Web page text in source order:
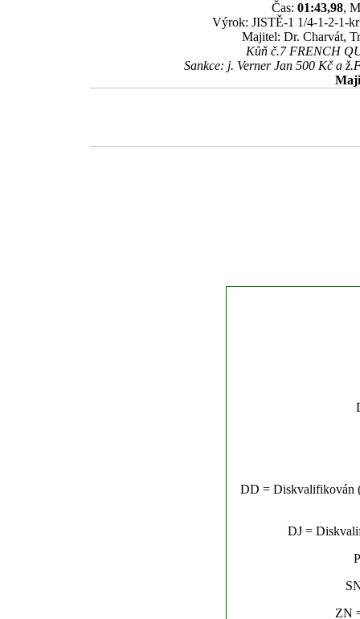
Čas: 01:43,98,
Výrok: JISTĚ-1 1/4-1-2-1-
Majitel: Dr. Charvát,
Kůň č.7 FRENCH
Sankce: j. Verner Jan 500 Kč a
DD = Diskvalifikován
DJ =
ZN